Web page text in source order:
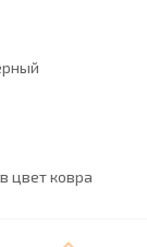
цвет ковра